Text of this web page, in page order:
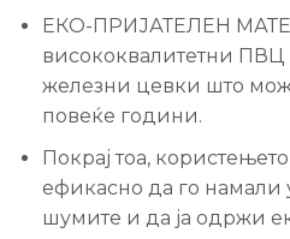
ЕКО-ПРИЈАТЕЛЕН
висококвалитетни ПВЦ
железни цевки што
повеќе години.
Покрај тоа,
ефикасно да го намали
шумите и да ја одржи